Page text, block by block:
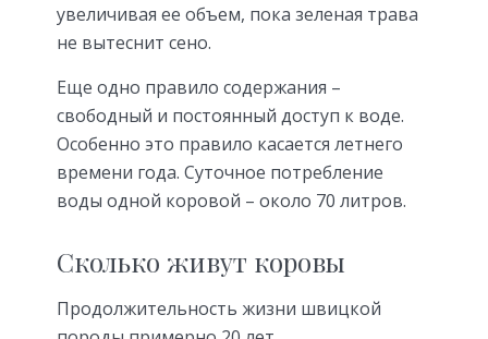
увеличивая ее объем, пока зеленая трава
не вытеснит сено.
Еще одно правило содержания –
свободный и постоянный доступ к воде.
Особенно это правило касается летнего
времени года. Суточное потребление
воды одной коровой – около 70 литров.
Сколько живут коровы
Продолжительность жизни швицкой